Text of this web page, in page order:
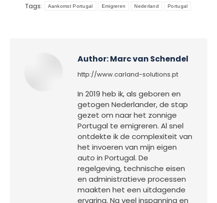
Tags:
Aankomst Portugal Emigreren Nederland Portugal
Author:Marc van Schendel
http://www.carland-solutions.pt
In 2019 heb ik, als geboren en
getogen Nederlander, de stap
gezet om naar het zonnige
Portugal te emigreren. Al snel
ontdekte ik de complexiteit van
het invoeren van mijn eigen
auto in Portugal. De
regelgeving, technische eisen
en administratieve processen
maakten het een uitdagende
ervaring. Na veel inspanning en